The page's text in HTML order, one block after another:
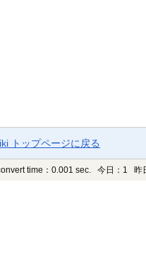
トップページに戻る
time：0.001 sec. 今日：1 昨